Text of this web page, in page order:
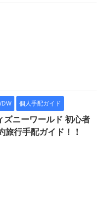
個人手配ガイド
ズニーワールド 初心者
旅行手配ガイド！！